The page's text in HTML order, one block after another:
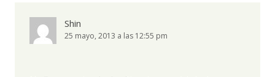
Shin
25 mayo, 2013 a las 12:55 pm